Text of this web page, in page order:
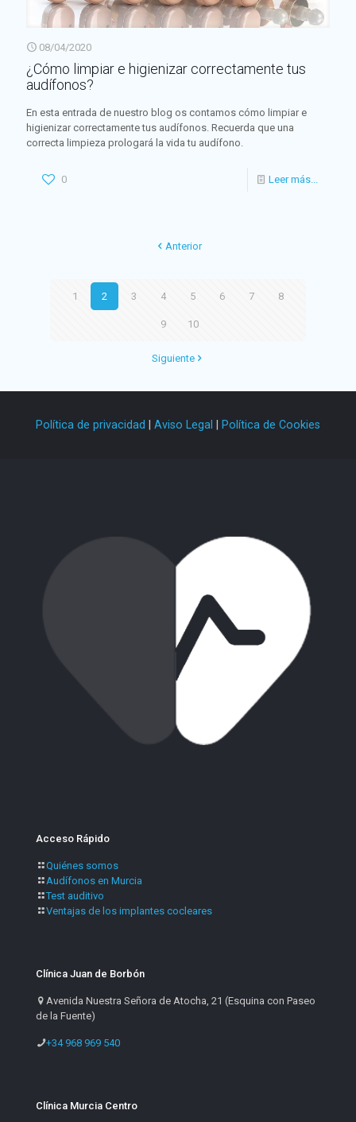
08/04/2020
¿Cómo limpiar e higienizar correctamente tus
audífonos?
En esta entrada de nuestro blog os contamos cómo limpiar e
higienizar correctamente tus audífonos. Recuerda que una
correcta limpieza prologará la vida tu audífono.
0 Leer más...
Anterior
1 2 3 4 5 6 7 8
9 10
Siguiente
Política de privacidad Aviso Legal Política de Cookies
Acceso Rápido
Quiénes somos
Audífonos en Murcia
Test auditivo
Ventajas de los implantes cocleares
Clínica Juan de Borbón
Avenida Nuestra Señora de Atocha, 21 (Esquina con Paseo
de la Fuente)
+34 968 969 540
Clínica Murcia Centro